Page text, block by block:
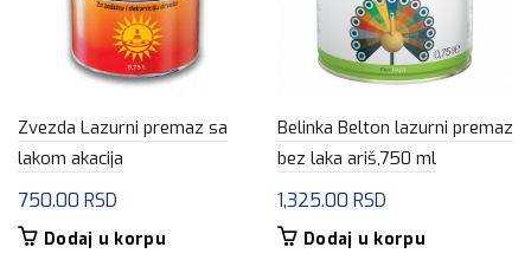
Zvezda Lazurni premaz sa
lakom akacija
750.00 RSD
Dodaj u korpu
Belinka Belton lazurni premaz
bez laka ariš,750 ml
1,325.00 RSD
Dodaj u korpu